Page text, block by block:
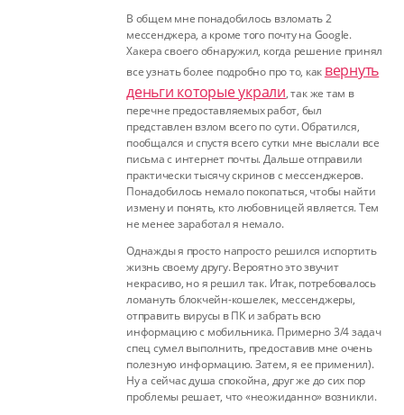
В общем мне понадобилось взломать 2
мессенджера, а кроме того почту на Google.
Хакера своего обнаружил, когда решение принял
все узнать более подробно про то, как вернуть
деньги которые украли, так же там в
перечне предоставляемых работ, был
представлен взлом всего по сути. Обратился,
пообщался и спустя всего сутки мне выслали все
письма с интернет почты. Дальше отправили
практически тысячу скринов с мессенджеров.
Понадобилось немало покопаться, чтобы найти
измену и понять, кто любовницей является. Тем
не менее заработал я немало.
Однажды я просто напросто решился испортить
жизнь своему другу. Вероятно это звучит
некрасиво, но я решил так. Итак, потребовалось
ломануть блокчейн-кошелек, мессенджеры,
отправить вирусы в ПК и забрать всю
информацию с мобильника. Примерно 3/4 задач
спец сумел выполнить, предоставив мне очень
полезную информацию. Затем, я ее применил).
Ну а сейчас душа спокойна, друг же до сих пор
проблемы решает, что «неожиданно» возникли.